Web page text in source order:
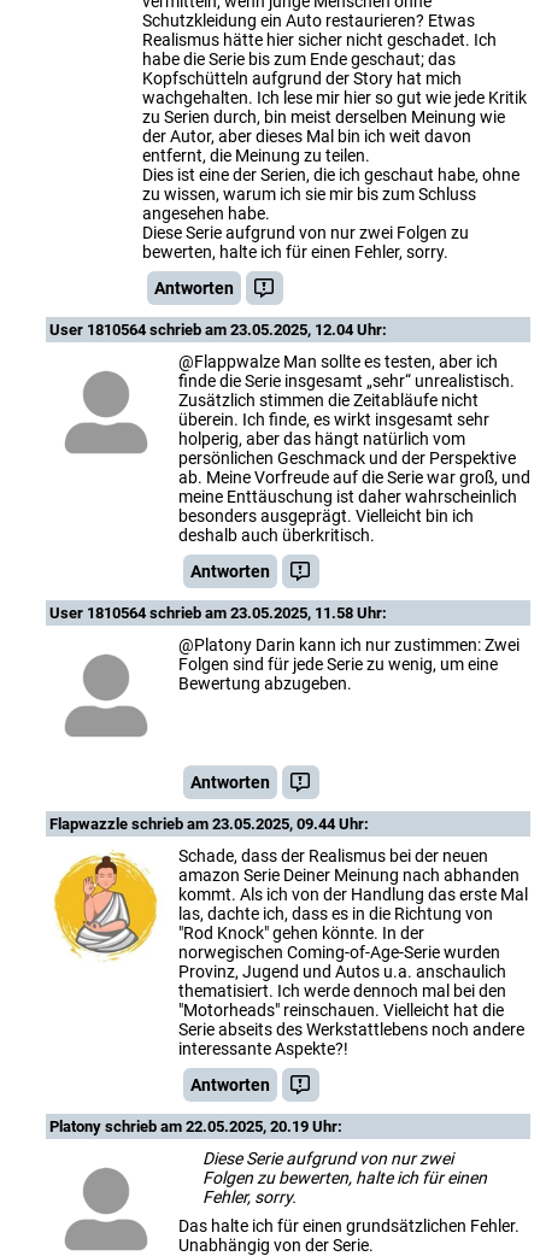
Schutzkleidung ein Auto restaurieren? Etwas
Realismus hätte hier sicher nicht geschadet. Ich
habe die Serie bis zum Ende geschaut; das
Kopfschütteln aufgrund der Story hat mich
wachgehalten. Ich lese mir hier so gut wie jede Kritik
zu Serien durch, bin meist derselben Meinung wie
der Autor, aber dieses Mal bin ich weit davon
entfernt, die Meinung zu teilen.
Dies ist eine der Serien, die ich geschaut habe, ohne
zu wissen, warum ich sie mir bis zum Schluss
angesehen habe.
Diese Serie aufgrund von nur zwei Folgen zu
bewerten, halte ich für einen Fehler, sorry.
Antworten
User 1810564schrieb am 23.05.2025, 12.04 Uhr:
@Flappwalze Man sollte es testen, aber ich
finde die Serie insgesamt „sehr“ unrealistisch.
Zusätzlich stimmen die Zeitabläufe nicht
überein. Ich finde, es wirkt insgesamt sehr
holperig, aber das hängt natürlich vom
persönlichen Geschmack und der Perspektive
ab. Meine Vorfreude auf die Serie war groß, und
meine Enttäuschung ist daher wahrscheinlich
besonders ausgeprägt. Vielleicht bin ich
deshalb auch überkritisch.
Antworten
User 1810564schrieb am 23.05.2025, 11.58 Uhr:
@Platony Darin kann ich nur zustimmen: Zwei
Folgen sind für jede Serie zu wenig, um eine
Bewertung abzugeben.
Antworten
Flapwazzle schrieb am 23.05.2025, 09.44 Uhr:
Schade, dass der Realismus bei der neuen
amazon Serie Deiner Meinung nach abhanden
kommt. Als ich von der Handlung das erste Mal
las, dachte ich, dass es in die Richtung von
"Rod Knock" gehen könnte. In der
norwegischen Coming-of-Age-Serie wurden
Provinz, Jugend und Autos u.a. anschaulich
thematisiert. Ich werde dennoch mal bei den
"Motorheads" reinschauen. Vielleicht hat die
Serie abseits des Werkstattlebens noch andere
interessante Aspekte?!
Antworten
Platony schrieb am 22.05.2025, 20.19 Uhr:
Diese Serie aufgrund von nur zwei
Folgen zu bewerten, halte ich für einen
Fehler, sorry.
Das halte ich für einen grundsätzlichen Fehler.
Unabhängig von der Serie.